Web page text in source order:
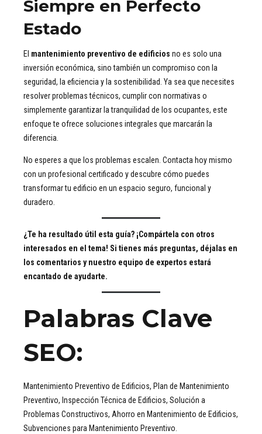
Siempre en Perfecto
Estado
El mantenimiento preventivo de edificios no es solo una
inversión económica, sino también un compromiso con la
seguridad, la eficiencia y la sostenibilidad. Ya sea que necesites
resolver problemas técnicos, cumplir con normativas o
simplemente garantizar la tranquilidad de los ocupantes, este
enfoque te ofrece soluciones integrales que marcarán la
diferencia.
No esperes a que los problemas escalen. Contacta hoy mismo
con un profesional certificado y descubre cómo puedes
transformar tu edificio en un espacio seguro, funcional y
duradero.
¿Te ha resultado útil esta guía? ¡Compártela con otros
interesados en el tema! Si tienes más preguntas, déjalas en
los comentarios y nuestro equipo de expertos estará
encantado de ayudarte.
Palabras Clave
SEO:
Mantenimiento Preventivo de Edificios, Plan de Mantenimiento
Preventivo, Inspección Técnica de Edificios, Solución a
Problemas Constructivos, Ahorro en Mantenimiento de Edificios,
Subvenciones para Mantenimiento Preventivo.